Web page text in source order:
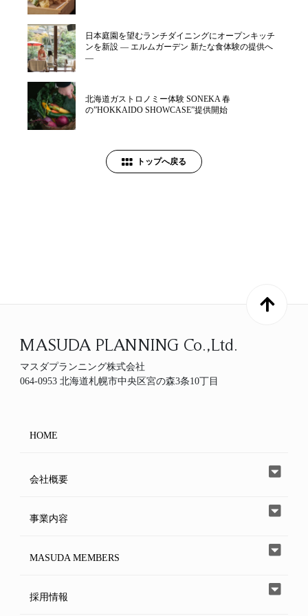
日本庭園を望むランチダイニングにオープンキッチ
ンを新設 ― エルムガーデン 新たな食体験の提供へ
―
北海道ガストロノミー体験 SONEKA 春
の”HOKKAIDO SHOWCASE”提供開始
トップへ戻る
MASUDA PLANNING Co.,Ltd.
マスダプランニング株式会社
064-0953 北海道札幌市中央区宮の森3条10丁目
HOME
会社概要
事業内容
MASUDA MEMBERS
採用情報